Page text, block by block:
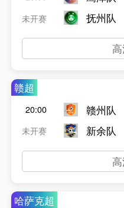
未开赛
抚州队
赣超
20:00
未开赛
赣州队
新余队
哈萨克超